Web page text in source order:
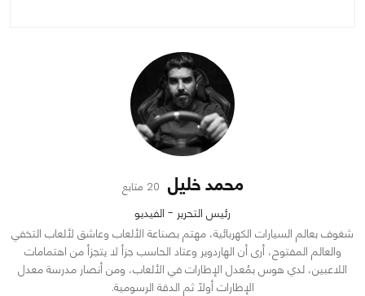
محمد خليل 20 متابع
رئيس التحرير - الفيديو
شغوف بعالم السيارات الكهربائية، مهتم بصناعة الألعاب وعاشق لألعاب التخفي
والعالم المفتوح، أرى أن الهاردوير وعتاد الحاسب جزأ لا يتجزأ من اهتمامات
اللاعبين، لدي هوس بمُعدل الإطارات في الألعاب، ومن أنصار مدرسة معدل
الإطارات أولاً ثم الدقة الرسومية.